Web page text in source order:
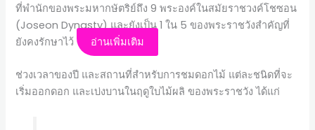
ที่พำนักของพระมหากษัตริย์ถึง 9 พระองค์ในสมัยราชวงค์โชซอน
(Joseon Dynasty) และยังเป็น 1 ใน 5 ของพระราชวังสำคัญที่
ยังคงรักษาไว้
อ่านเพิ่มเติม
ช่วงเวลาของปี และสถานที่สำหรับการชมดอกไม้ แต่ละชนิดที่จะ
เริ่มออกดอก และเบ่งบานในฤดูใบไม้ผลิ ของพระราชวัง ได้แก่